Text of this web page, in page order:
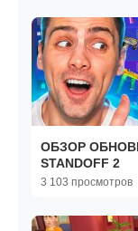
ОБЗОР ОБНОВЫ
STANDOFF 2
3 103 просмотров